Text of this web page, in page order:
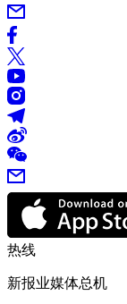
热线
新报业媒体总机